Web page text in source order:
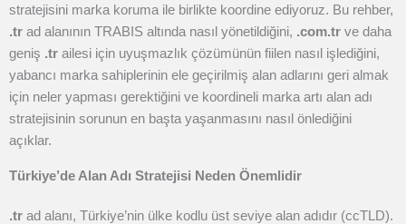
stratejisini marka koruma ile birlikte koordine ediyoruz. Bu rehber,
.tr ad alanının TRABIS altında nasıl yönetildiğini, .com.tr ve daha
geniş .tr ailesi için uyuşmazlık çözümünün fiilen nasıl işlediğini,
yabancı marka sahiplerinin ele geçirilmiş alan adlarını geri almak
için neler yapması gerektiğini ve koordineli marka artı alan adı
stratejisinin sorunun en başta yaşanmasını nasıl önlediğini
açıklar.
Türkiye’de Alan Adı Stratejisi Neden Önemlidir
.tr ad alanı, Türkiye’nin ülke kodlu üst seviye alan adıdır (ccTLD).